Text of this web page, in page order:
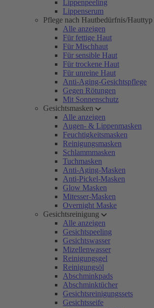
Lippenpeeling
Lippenserum
Pflege nach Hautbedürfnis/Hauttyp
Alle anzeigen
Für fettige Haut
Für Mischhaut
Für sensible Haut
Für trockene Haut
Für unreine Haut
Anti-Aging-Gesichtspflege
Gegen Rötungen
Mit Sonnenschutz
Gesichtsmasken
Alle anzeigen
Augen- & Lippenmasken
Feuchtigkeitsmasken
Reinigungsmasken
Schlammmasken
Tuchmasken
Anti-Aging-Masken
Anti-Pickel-Masken
Glow Masken
Mitesser-Masken
Overnight Maske
Gesichtsreinigung
Alle anzeigen
Gesichtspeeling
Gesichtswasser
Mizellenwasser
Reinigungsgel
Reinigungsöl
Abschminkpads
Abschminktücher
Gesichtsreinigungssets
Gesichtsseife